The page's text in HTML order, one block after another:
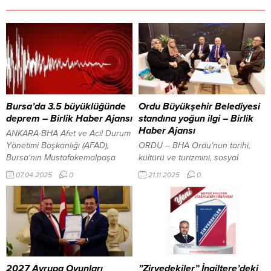
Bursa’da 3.5 büyüklüğünde
deprem – Birlik Haber Ajansı
ANKARA-BHA Afet ve Acil Durum
Yönetimi Başkanlığı (AFAD),
Bursa‘nın Mustafakemalpaşa
ilçesinde 3.5 büyüklüğünde bir
deprem meydana geldiğini
açıkladı. Deprem, bugün sabah
saatlerinde kaydedildi. AFAD’ın
verilerine göre sarsıntı, yerin 6.99
kilometre derinliğinde gerçekleşti.
Kısa süreli paniğe neden olan
deprem sonrası, ilk belirlemelere
göre herhangi bir can veya mal
07.04.2025 0
Ordu Büyükşehir Belediyesi
standına yoğun ilgi – Birlik
Haber Ajansı
ORDU – BHA Ordu’nun tarihi,
kültürü ve turizmini, sosyal
yaşamı ve yatırımlarını her
yönüyle tanıtmak için İstanbul’da
düzenlenen ve bu yıl 14’üncüsü
gerçekleştirilen Ordu Tanıtım
Günleri, İstanbul Atatürk
Havalimanı Millet Bahçesi Fuar
ve Etkinlik Alanı’nda devam
ediyor. Ordu Valiliği, Ordu
Büyükşehir Belediyesi, 19 İlçe
21.11.2025 0